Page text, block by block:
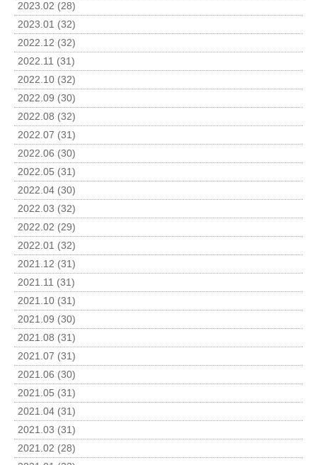
2023.02 (28)
2023.01 (32)
2022.12 (32)
2022.11 (31)
2022.10 (32)
2022.09 (30)
2022.08 (32)
2022.07 (31)
2022.06 (30)
2022.05 (31)
2022.04 (30)
2022.03 (32)
2022.02 (29)
2022.01 (32)
2021.12 (31)
2021.11 (31)
2021.10 (31)
2021.09 (30)
2021.08 (31)
2021.07 (31)
2021.06 (30)
2021.05 (31)
2021.04 (31)
2021.03 (31)
2021.02 (28)